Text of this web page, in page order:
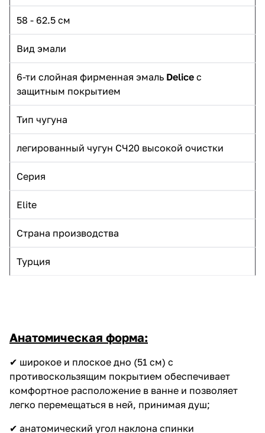
58 - 62.5 см
Вид эмали
6-ти слойная фирменная эмаль Delice с
защитным покрытием
Тип чугуна
легированный чугун СЧ20 высокой очистки
Серия
Elite
Страна производства
Турция
Анатомическая форма:
✔ широкое и плоское дно (51 см) с
противоскользящим покрытием обеспечивает
комфортное расположение в ванне и позволяет
легко перемещаться в ней, принимая душ;
✔ анатомический угол наклона спинки